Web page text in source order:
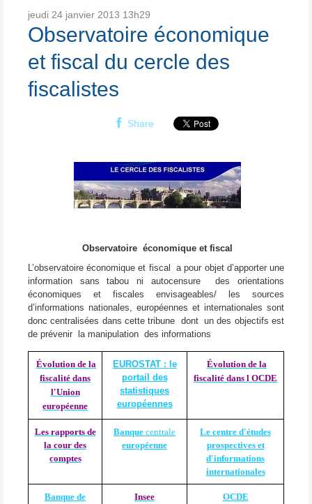
jeudi 24 janvier 2013 13h29
Observatoire économique
et fiscal du cercle des
fiscalistes
Share
Observatoire économique et fiscal
L’observatoire économique et fiscal a pour objet d’apporter une
information sans tabou ni autocensure des orientations
économiques et fiscales envisageables/ les sources
d’informations nationales, européennes et internationales sont
donc centralisées dans cette tribune dont un des objectifs est
de prévenir la manipulation des informations
Évolution de la
fiscalité dans
l'Union
européenne
EUROSTAT : le
portail des
statistiques
européennes
Évolution de la
fiscalité dans l OCDE
Les rapports de
la cour des
comptes
Banque centrale
européenne
Le centre d'études
prospectives et
d'informations
internationales
Banque de
Insee OCDE